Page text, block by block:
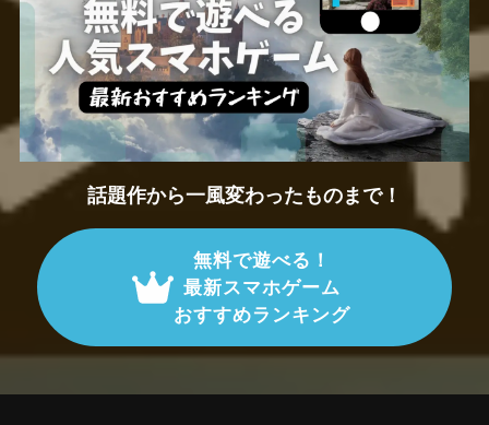
話題作から一風変わったものまで！
無料で遊べる！
最新スマホゲーム
おすすめランキング